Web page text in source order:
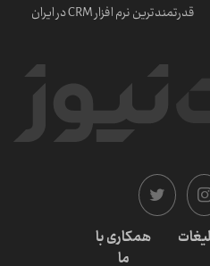
قدرتمندترین نرم‌ افزار CRM در ایران
همکاری با
ما